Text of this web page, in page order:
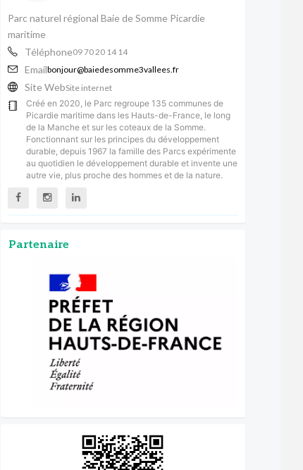
Parc naturel régional Baie de Somme Picardie
maritime
Téléphone09 70 20 14 14
Emailbonjour@baiedesomme3vallees.fr
Site WebSite internet
Créé en 2020, le Parc regroupe 135 communes de
Picardie maritime dans les Hauts-de-France, le long
de la Manche et sur les coteaux de la Somme.
Fonctionnant sur les principes du développement
durable, depuis 1967 la famille des Parcs expérimente
au quotidien le développement durable et invente une
autre vie, plus proche des hommes et de la nature.
Partenaire